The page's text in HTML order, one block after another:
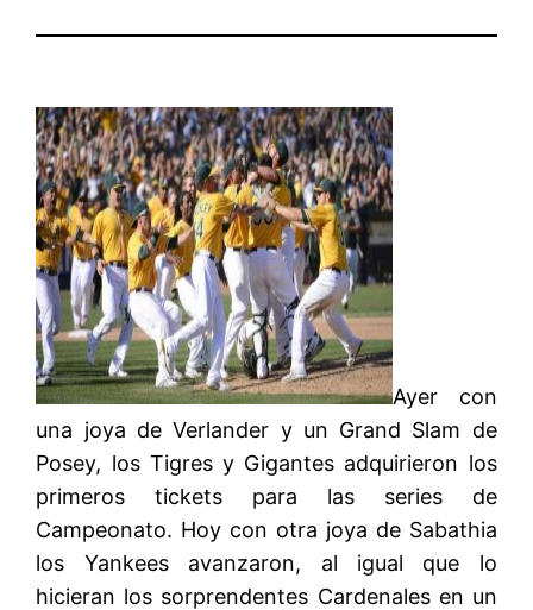
Ayer con
una joya de Verlander y un Grand Slam de
Posey, los Tigres y Gigantes adquirieron los
primeros tickets para las series de
Campeonato. Hoy con otra joya de Sabathia
los Yankees avanzaron, al igual que lo
hicieran los sorprendentes Cardenales en un